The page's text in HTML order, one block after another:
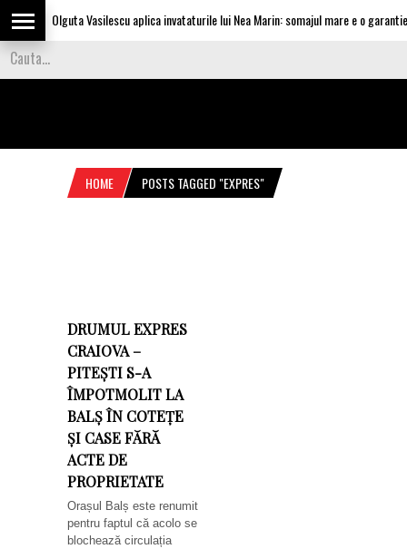
Olguta Vasilescu aplica invataturile lui Nea Marin: somajul mare e o
HOME POSTS TAGGED "EXPRES"
DRUMUL EXPRES
CRAIOVA –
PITEȘTI S-A
ÎMPOTMOLIT LA
BALȘ ÎN COTEȚE
ȘI CASE FĂRĂ
ACTE DE
PROPRIETATE
Orașul Balș este renumit
pentru faptul că acolo se
blochează circulația